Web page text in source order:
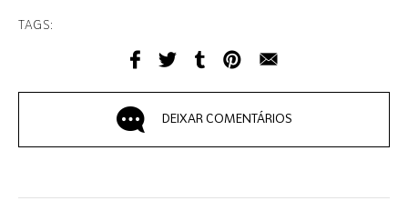
TAGS:
DEIXAR COMENTÁRIOS